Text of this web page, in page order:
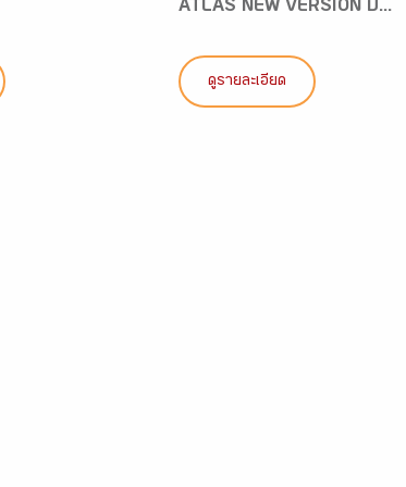
ATLAS NEW VERSION ป...
ดูรายละเอียด